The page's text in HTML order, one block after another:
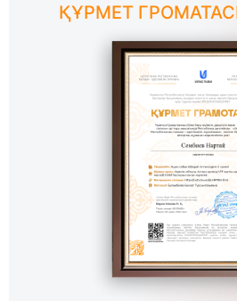
ҚҰРМЕТ